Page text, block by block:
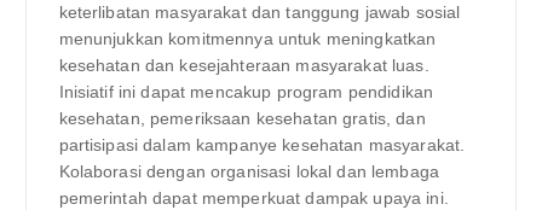
keterlibatan masyarakat dan tanggung jawab sosial
menunjukkan komitmennya untuk meningkatkan
kesehatan dan kesejahteraan masyarakat luas.
Inisiatif ini dapat mencakup program pendidikan
kesehatan, pemeriksaan kesehatan gratis, dan
partisipasi dalam kampanye kesehatan masyarakat.
Kolaborasi dengan organisasi lokal dan lembaga
pemerintah dapat memperkuat dampak upaya ini.